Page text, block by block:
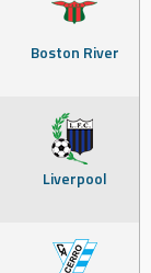
Boston River
Liverpool